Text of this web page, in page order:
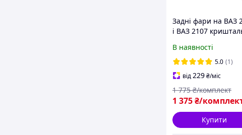
Задні фари на ВАЗ
і ВАЗ 2107
патронах),тюнінг.
В наявності
5.0 (1)
від 229₴/міс
1 375₴/
1 775 ₴/комплект
Купити